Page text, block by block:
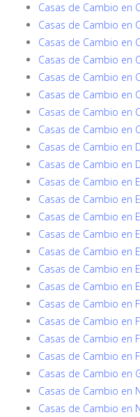
Casas de Cambio en
Casas de Cambio en
Casas de Cambio en
Casas de Cambio en
Casas de Cambio en
Casas de Cambio en
Casas de Cambio en
Casas de Cambio en
Casas de Cambio en
Casas de Cambio en
Casas de Cambio en
Casas de Cambio en
Casas de Cambio en
Casas de Cambio en
Casas de Cambio en
Casas de Cambio en
Casas de Cambio en
Casas de Cambio en
Casas de Cambio en
Casas de Cambio en
Casas de Cambio en
Casas de Cambio en
Casas de Cambio en
Casas de Cambio en